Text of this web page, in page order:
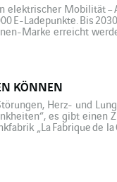
elektrischer Mobilität –
E-Ladepunkte. Bis
Marke erreicht
zu schaffen, […]
KÖNNEN
Herz- und
es gibt einen
„La Fabrique de